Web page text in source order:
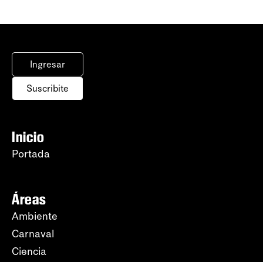
Ingresar
Suscribite
Inicio
Portada
Áreas
Ambiente
Carnaval
Ciencia